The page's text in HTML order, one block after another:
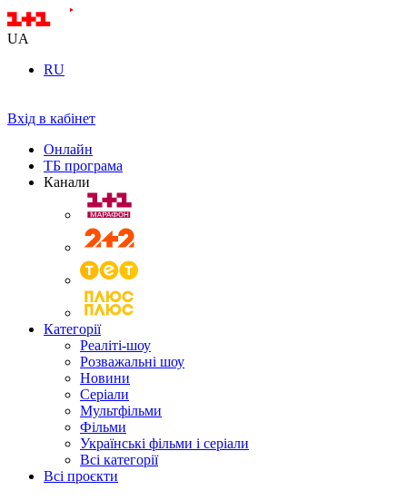
UA
RU
Вхід в кабінет
Онлайн
ТБ програма
Канали
Категорії
Реаліті-шоу
Розважальні шоу
Новини
Серіали
Мультфільми
Фільми
Українські фільми і серіали
Всі категорії
Всі проєкти